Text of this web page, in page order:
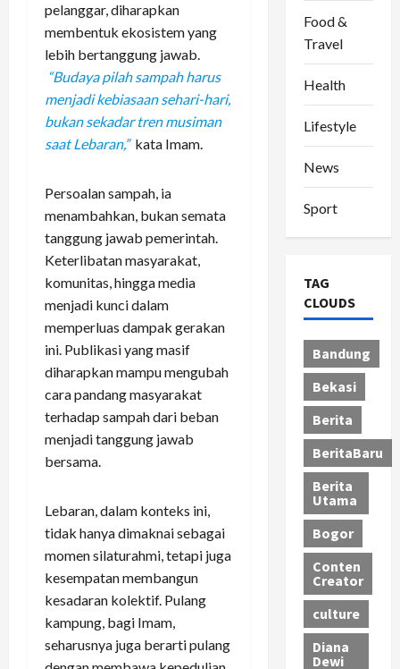
pelanggar, diharapkan
membentuk ekosistem yang
lebih bertanggung jawab.
“Budaya pilah sampah harus
menjadi kebiasaan sehari-hari,
bukan sekadar tren musiman
saat Lebaran,” kata Imam.
Persoalan sampah, ia
menambahkan, bukan semata
tanggung jawab pemerintah.
Keterlibatan masyarakat,
komunitas, hingga media
menjadi kunci dalam
memperluas dampak gerakan
ini. Publikasi yang masif
diharapkan mampu mengubah
cara pandang masyarakat
terhadap sampah dari beban
menjadi tanggung jawab
bersama.
Lebaran, dalam konteks ini,
tidak hanya dimaknai sebagai
momen silaturahmi, tetapi juga
kesempatan membangun
kesadaran kolektif. Pulang
kampung, bagi Imam,
seharusnya juga berarti pulang
Food &
Travel
Health
Lifestyle
News
Sport
TAG
CLOUDS
Bandung
Bekasi
Berita
BeritaBaru
Berita
Utama
Bogor
Conten
Creator
culture
Diana
Dewi